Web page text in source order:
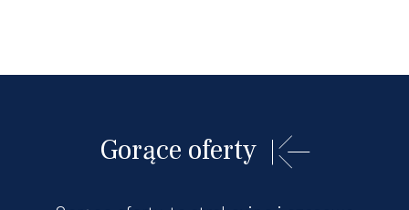
Gorące oferty